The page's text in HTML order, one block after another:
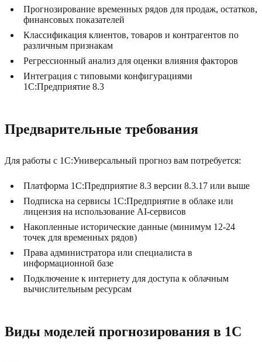
Прогнозирование временных рядов для продаж, остатков,
финансовых показателей
Классификация клиентов, товаров и контрагентов по
различным признакам
Регрессионный анализ для оценки влияния факторов
Интеграция с типовыми конфигурациями
1С:Предприятие 8.3
Предварительные требования
Для работы с 1С:Универсальный прогноз вам потребуется:
Платформа 1С:Предприятие 8.3 версии 8.3.17 или выше
Подписка на сервисы 1С:Предприятие в облаке или
лицензия на использование AI-сервисов
Накопленные исторические данные (минимум 12-24
точек для временных рядов)
Права администратора или специалиста в
информационной базе
Подключение к интернету для доступа к облачным
вычислительным ресурсам
Виды моделей прогнозирования в 1С